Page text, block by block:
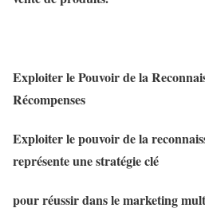
Exploiter le Pouvoir de la
Récompenses
Exploiter le pouvoir de la
représente une stratégie clé
pour réussir dans le marketing